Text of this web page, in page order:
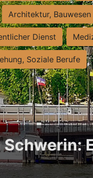
Architektur, Bauwesen
Dienst
Soziale Berufe